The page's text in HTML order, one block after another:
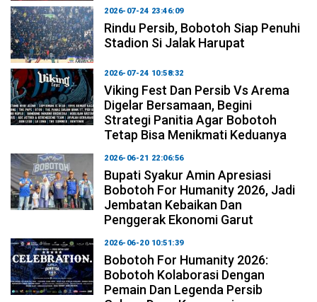
2026-07-24 23:46:09
Rindu Persib, Bobotoh Siap Penuhi
Stadion Si Jalak Harupat
2026-07-24 10:58:32
Viking Fest Dan Persib Vs Arema
Digelar Bersamaan, Begini
Strategi Panitia Agar Bobotoh
Tetap Bisa Menikmati Keduanya
2026-06-21 22:06:56
Bupati Syakur Amin Apresiasi
Bobotoh For Humanity 2026, Jadi
Jembatan Kebaikan Dan
Penggerak Ekonomi Garut
2026-06-20 10:51:39
Bobotoh For Humanity 2026:
Bobotoh Kolaborasi Dengan
Pemain Dan Legenda Persib